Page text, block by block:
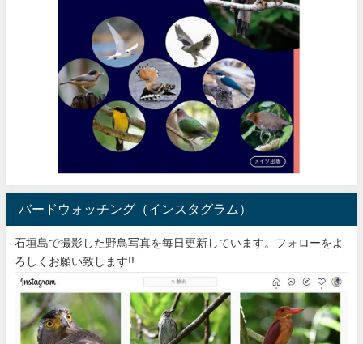
バードウォッチング（インスタグラム）
石垣島で撮影した野鳥写真を毎日更新しています。フォローをよ
ろしくお願い致します!!